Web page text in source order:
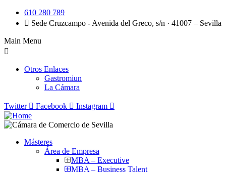
610 280 789
Sede Cruzcampo - Avenida del Greco, s/n · 41007 – Sevilla
Main Menu
Otros Enlaces
Gastromiun
La Cámara
Twitter Facebook Instagram
Másteres
Área de Empresa
MBA – Executive
MBA – Business Talent